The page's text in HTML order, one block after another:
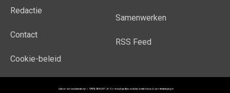
Redactie
Contact
Cookie-beleid
Samenwerken
RSS Feed